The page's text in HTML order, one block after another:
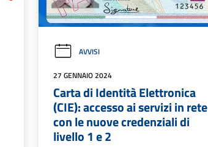
AVVISI
27 GENNAIO 2024
Carta di Identità Elettronica
(CIE): accesso ai servizi in rete
con le nuove credenziali di
livello 1 e 2